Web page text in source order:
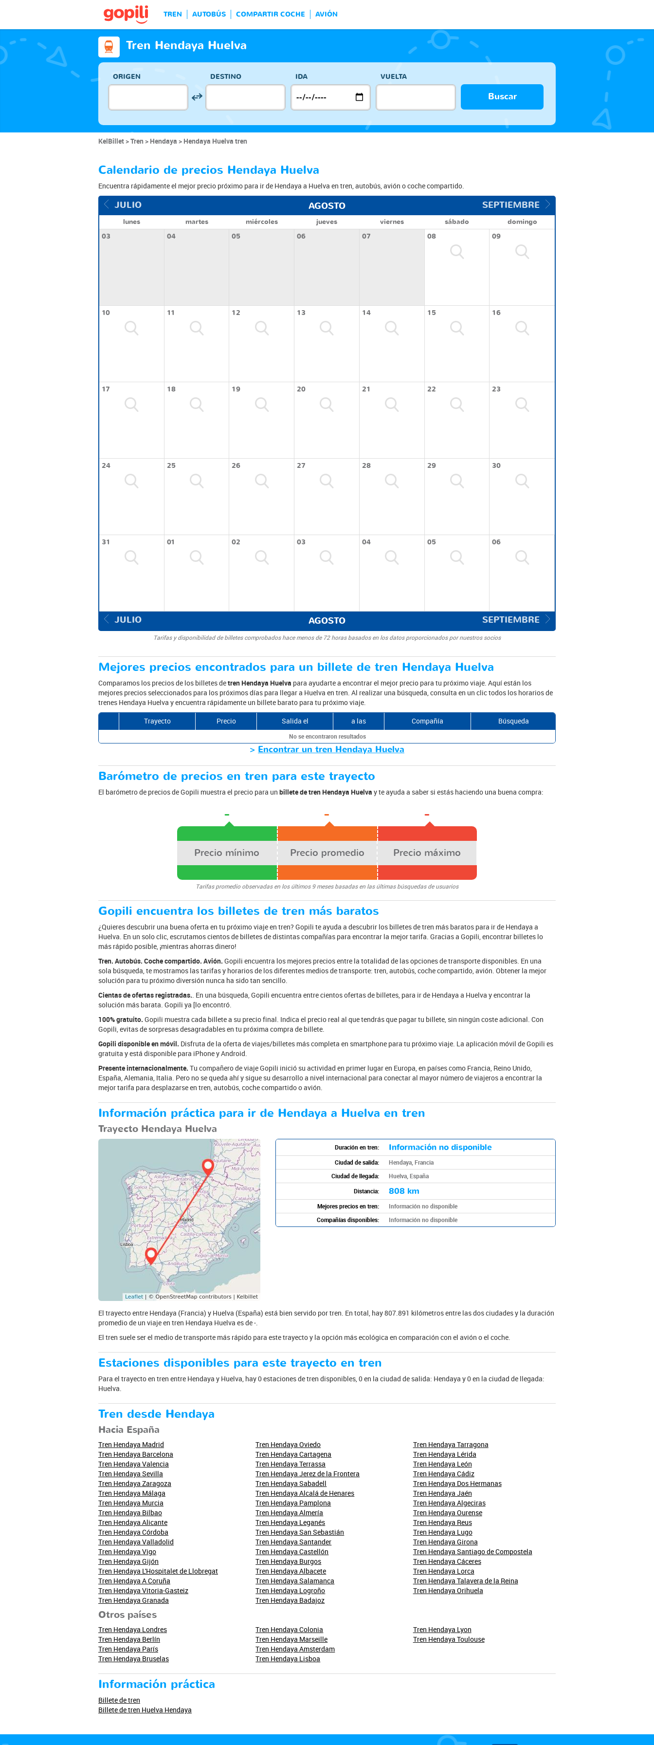
TREN AUTOBÚS COMPARTIR COCHE AVIÓN
Tren Hendaya Huelva
ORIGEN DESTINO IDA VUELTA
Buscar
KelBillet Tren Hendaya Hendaya Huelva tren
Calendario de precios Hendaya Huelva
Encuentra rápidamente el mejor precio próximo para ir de Hendaya a Huelva en tren, autobús, avión o coche compartido.
JULIO SEPTIEMBRE
AGOSTO
lunes martes miércoles jueves viernes sábado
domingo
03
04 05 06 07 08 09
10 11 12 13 14 15 16
17 18 19 20 21 22 23
24 25 26 27 28 29 30
31 01 02 03 04 05 06
JULIO SEPTIEMBRE
AGOSTO
Tarifas y disponibilidad de billetes comprobados hace menos de 72 horas basados en los datos proporcionados por nuestros socios
Mejores precios encontrados para un billete de tren Hendaya Huelva
Comparamos los precios de los billetes detren Hendaya Huelva para ayudarte a encontrar el mejor precio para tu próximo viaje. Aquí están los
mejores precios seleccionados para los próximos días para llegar a Huelva en tren. Al realizar una búsqueda, consulta en un clic todos los horarios de
trenes Hendaya Huelva y encuentra rápidamente un billete barato para tu próximo viaje.
Trayecto
Precio Salida el a las Compañía Búsqueda
No se encontraron resultados
> Encontrar un tren Hendaya Huelva
Barómetro de precios en tren para este trayecto
El barómetro de precios de Gopili muestra el precio para un billete de tren Hendaya Huelva y te ayuda a saber si estás haciendo una buena compra:
- - -
Precio mínimo Precio promedio Precio máximo
Tarifas promedio observadas en los últimos 9 meses basadas en las últimas búsquedas de usuarios
Gopili encuentra los billetes de tren más baratos
¿Quieres descubrir una buena oferta en tu próximo viaje en tren? Gopili te ayuda a descubrir los billetes de tren más baratos para ir de Hendaya a
Huelva. En un solo clic, escrutamos cientos de billetes de distintas compañías para encontrar la mejor tarifa. Gracias a Gopili, encontrar billetes lo
más rápido posible, ¡mientras ahorras dinero!
Tren. Autobús. Coche compartido. Avión. Gopili encuentra los mejores precios entre la totalidad de las opciones de transporte disponibles. En una
sola búsqueda, te mostramos las tarifas y horarios de los diferentes medios de transporte: tren, autobús, coche compartido, avión. Obtener la mejor
solución para tu próximo diversión nunca ha sido tan sencillo.
Cientas de ofertas registradas. . En una búsqueda, Gopili encuentra entre cientos ofertas de billetes, para ir de Hendaya a Huelva y encontrar la
solución más barata. Gopili ya [lo encontró.
100% gratuito. Gopili muestra cada billete a su precio final. Indica el precio real al que tendrás que pagar tu billete, sin ningún coste adicional. Con
Gopili, evitas de sorpresas desagradables en tu próxima compra de billete.
Gopili disponible en móvil. Disfruta de la oferta de viajes/billetes más completa en smartphone para tu próximo viaje. La aplicación móvil de Gopili es
gratuita y está disponible para iPhone y Android.
Presente internacionalmente. Tu compañero de viaje Gopili inició su actividad en primer lugar en Europa, en países como Francia, Reino Unido,
España, Alemania, Italia. Pero no se queda ahí y sigue su desarrollo a nivel internacional para conectar al mayor número de viajeros a encontrar la
mejor tarifa para desplazarse en tren, autobús, coche compartido o avión.
Información práctica para ir de Hendaya a Huelva en tren
Trayecto Hendaya Huelva
Duración en tren: Información no disponible
Ciudad de salida:
Hendaya, Francia
Ciudad de llegada:
Huelva, España
Distancia:
808 km
Mejores precios en tren:
Información no disponible
Compañías disponibles:
Información no disponible
El trayecto entre Hendaya (Francia) y Huelva (España) está bien servido por tren. En total, hay 807.891 kilómetros entre las dos ciudades y la duración
promedio de un viaje en tren Hendaya Huelva es de -.
El tren suele ser el medio de transporte más rápido para este trayecto y la opción más ecológica en comparación con el avión o el coche.
Estaciones disponibles para este trayecto en tren
Para el trayecto en tren entre Hendaya y Huelva, hay 0 estaciones de tren disponibles, 0 en la ciudad de salida: Hendaya y 0 en la ciudad de llegada:
Huelva.
Tren desde Hendaya
Hacia España
Tren Hendaya Madrid
Tren Hendaya Barcelona
Tren Hendaya Valencia
Tren Hendaya Sevilla
Tren Hendaya Zaragoza
Tren Hendaya Málaga
Tren Hendaya Murcia
Tren Hendaya Bilbao
Tren Hendaya Alicante
Tren Hendaya Córdoba
Tren Hendaya Valladolid
Tren Hendaya Vigo
Tren Hendaya Gijón
Tren Hendaya L'Hospitalet de Llobregat
Tren Hendaya A Coruña
Tren Hendaya Vitoria-Gasteiz
Tren Hendaya Granada
Tren Hendaya Oviedo
Tren Hendaya Cartagena
Tren Hendaya Terrassa
Tren Hendaya Jerez de la Frontera
Tren Hendaya Sabadell
Tren Hendaya Alcalá de Henares
Tren Hendaya Pamplona
Tren Hendaya Almería
Tren Hendaya Leganés
Tren Hendaya San Sebastián
Tren Hendaya Santander
Tren Hendaya Castellón
Tren Hendaya Burgos
Tren Hendaya Albacete
Tren Hendaya Salamanca
Tren Hendaya Logroño
Tren Hendaya Badajoz
Tren Hendaya Tarragona
Tren Hendaya Lérida
Tren Hendaya León
Tren Hendaya Cádiz
Tren Hendaya Dos Hermanas
Tren Hendaya Jaén
Tren Hendaya Algeciras
Tren Hendaya Ourense
Tren Hendaya Reus
Tren Hendaya Lugo
Tren Hendaya Girona
Tren Hendaya Santiago de Compostela
Tren Hendaya Cáceres
Tren Hendaya Lorca
Tren Hendaya Talavera de la Reina
Tren Hendaya Orihuela
Otros países
Tren Hendaya Londres
Tren Hendaya Berlín
Tren Hendaya París
Tren Hendaya Bruselas
Tren Hendaya Colonia
Tren Hendaya Marseille
Tren Hendaya Amsterdam
Tren Hendaya Lisboa
Tren Hendaya Lyon
Tren Hendaya Toulouse
Información práctica
Billete de tren
Billete de tren Huelva Hendaya